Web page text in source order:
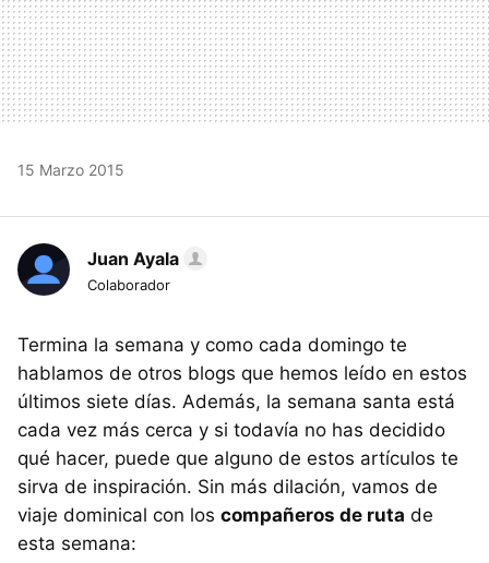
15 Marzo 2015
Juan Ayala
Colaborador
Termina la semana y como cada domingo te
hablamos de otros blogs que hemos leído en estos
últimos siete días. Además, la semana santa está
cada vez más cerca y si todavía no has decidido
qué hacer, puede que alguno de estos artículos te
sirva de inspiración. Sin más dilación, vamos de
viaje dominical con los compañeros de ruta de
esta semana: